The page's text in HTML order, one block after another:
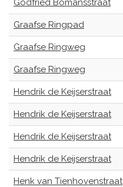
Godfried Bomansstraat
Graafse Ringpad
Graafse Ringweg
Graafse Ringweg
Hendrik de Keijserstraat
Hendrik de Keijserstraat
Hendrik de Keijserstraat
Hendrik de Keijserstraat
Henk van Tienhovenstraat